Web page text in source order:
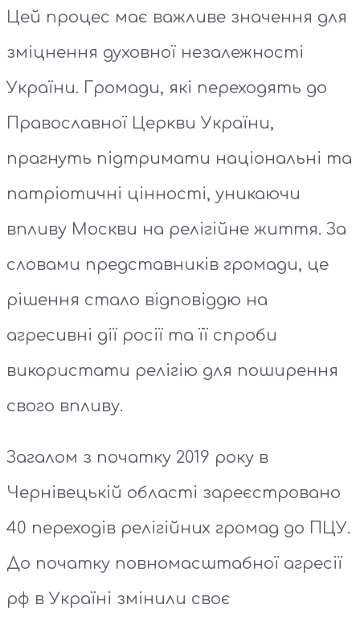
Цей процес має важливе значення для
зміцнення духовної незалежності
України. Громади, які переходять до
Православної Церкви України,
прагнуть підтримати національні та
патріотичні цінності, уникаючи
впливу Москви на релігійне життя. За
словами представників громади, це
рішення стало відповіддю на
агресивні дії росії та її спроби
використати релігію для поширення
свого впливу.
Загалом з початку 2019 року в
Чернівецькій області зареєстровано
40 переходів релігійних громад до ПЦУ.
До початку повномасштабної агресії
рф в Україні змінили своє